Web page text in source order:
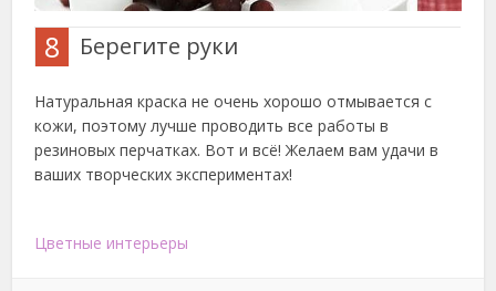
8 Берегите руки
Натуральная краска не очень хорошо отмывается с
кожи, поэтому лучше проводить все работы в
резиновых перчатках. Вот и всё! Желаем вам удачи в
ваших творческих экспериментах!
Цветные интерьеры